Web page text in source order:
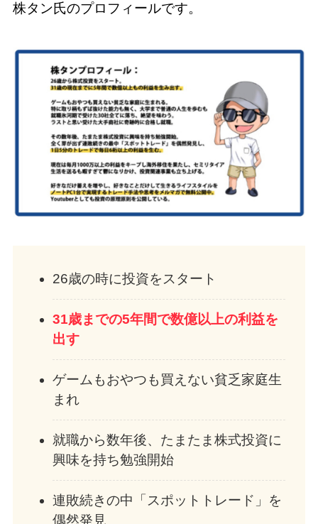
株タン氏のプロフィールです。
26歳の時に投資をスタート
31歳までの5年間で数億以上の利益を
出す
ゲームもおやつも買えない貧乏家庭生
まれ
就職から数年後、たまたま株式投資に
興味を持ち勉強開始
連敗続きの中「スポットトレード」を
偶然発見